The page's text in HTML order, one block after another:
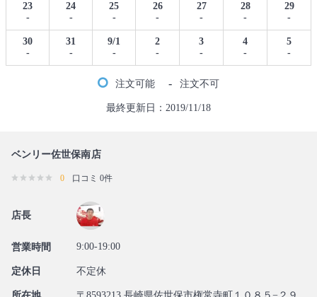
23
-
24
-
25
-
26
-
27
-
28
-
29
-
30
-
31
-
9/1
-
2
-
3
-
4
-
5
-
注文可能 - 注文不可
最終更新日：2019/11/18
ベンリー佐世保南店
0 口コミ 0件
店長
営業時間 9:00-19:00
定休日 不定休